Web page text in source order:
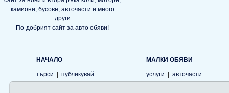
По-добрият сайт за авто обяви!
НАЧАЛО
търси
публикувай
МАЛКИ ОБЯВИ
услуги
авточасти